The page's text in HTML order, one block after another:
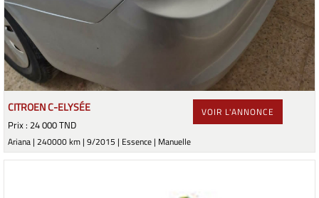
CITROEN C-ELYSÉE
Prix : 24 000 TND
Ariana | 240000 km | 9/2015 | Essence | Manuelle
VOIR L'ANNONCE